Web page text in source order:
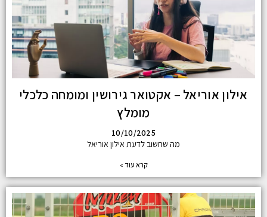
אילון אוריאל – אקטואר גירושין ומומחה כלכלי
מומלץ
10/10/2025
מה שחשוב לדעת אילון אוריאל
קרא עוד »